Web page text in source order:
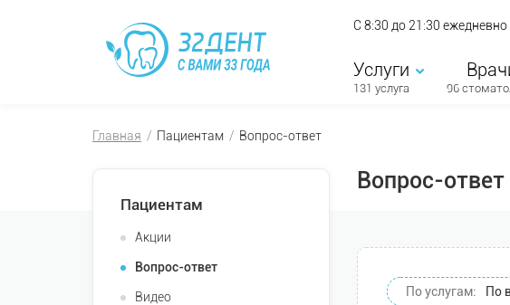
С 8:30 до 21:30 ежедневно
Услуги
131 услуга 96
Главная Пациентам Вопрос-ответ
Пациентам
Акции
Вопрос-ответ
Видео
Вопрос-ответ
По услугам: По